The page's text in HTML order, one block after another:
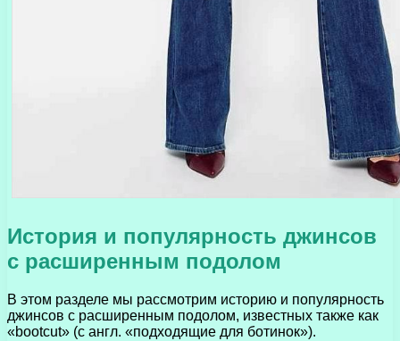
История и популярность джинсов
с расширенным подолом
В этом разделе мы рассмотрим историю и популярность
джинсов с расширенным подолом, известных также как
«bootcut» (с англ. «подходящие для ботинок»).